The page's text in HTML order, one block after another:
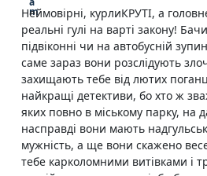
Неймовірні, курлиКРУТІ, а
реальні гулі на варті закону!
підвіконні чи на автобусній
саме зараз вони розслідують
захищають тебе від лютих
найкращі детективи, бо хто ж
яких повно в міському парку, на
насправді вони мають
мужність, а ще вони скажено
тебе карколомними витівками і